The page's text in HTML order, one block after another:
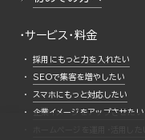
・サービス・料金
採用にもっと力を入れたい
SEOで集客を増やしたい
スマホにもっと対応したい
企業イメージをアップさせたい